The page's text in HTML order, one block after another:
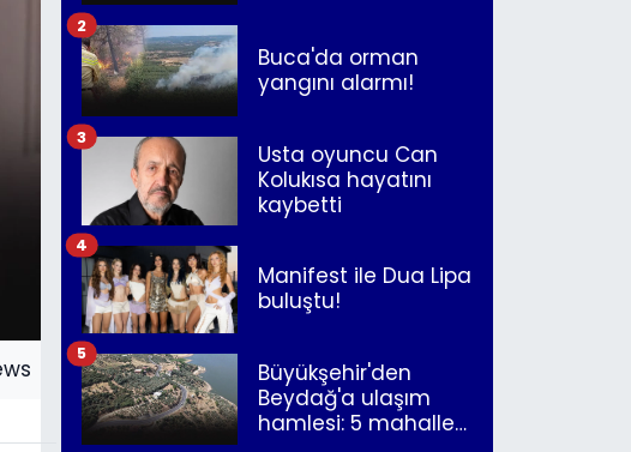
Buca'da orman
yangını alarmı!
2
Usta oyuncu Can
Kolukısa hayatını
kaybetti
3
Manifest ile Dua Lipa
buluştu!
4
Büyükşehir'den
Beydağ'a ulaşım
hamlesi: 5 mahalle
5